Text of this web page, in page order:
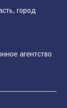
город
агентство